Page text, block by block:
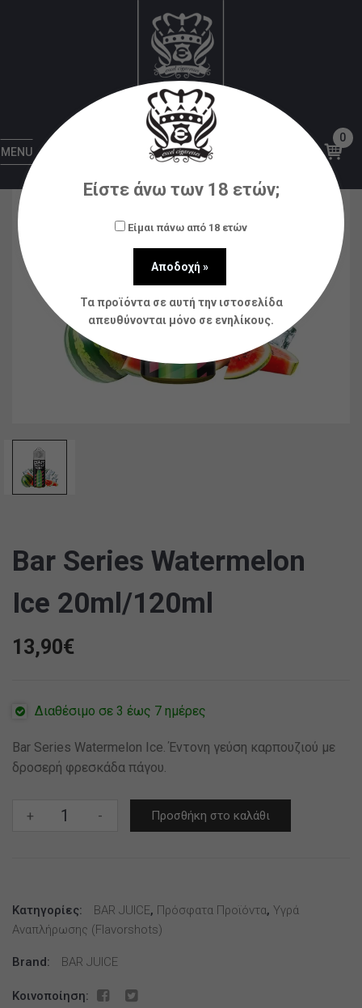
MENU
0
Υγρά αναπλήρωσης (flavorshots)
Bar Series Watermelon Ice 20ml/120ml
Bar Series Watermelon
Ice 20ml/120ml
13,90€
Διαθέσιμο σε 3 έως 7 ημέρες
Bar Series Watermelon Ice. Έντονη γεύση καρπουζιού με
δροσερή φρεσκάδα πάγου.
+
Bar
ποσότητα
- Προσθήκη στο καλάθι
Κατηγορίες: BAR JUICE, Πρόσφατα Προϊόντα, Υγρά
Αναπλήρωσης (flavorshots)
Brand: BAR JUICE
Κοινοποίηση:
Είστε άνω των 18 ετών;
Είμαι πάνω από 18 ετών
Τα προϊόντα σε αυτή την ιστοσελίδα
απευθύνονται μόνο σε ενηλίκους.